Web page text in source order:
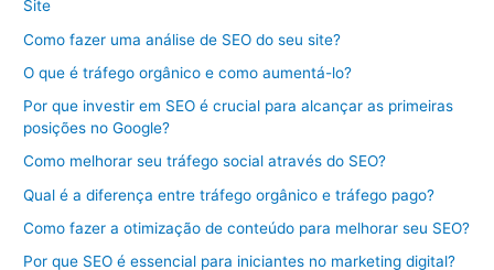
Site
Como fazer uma análise de SEO do seu site?
O que é tráfego orgânico e como aumentá-lo?
Por que investir em SEO é crucial para alcançar as primeiras
posições no Google?
Como melhorar seu tráfego social através do SEO?
Qual é a diferença entre tráfego orgânico e tráfego pago?
Como fazer a otimização de conteúdo para melhorar seu SEO?
Por que SEO é essencial para iniciantes no marketing digital?